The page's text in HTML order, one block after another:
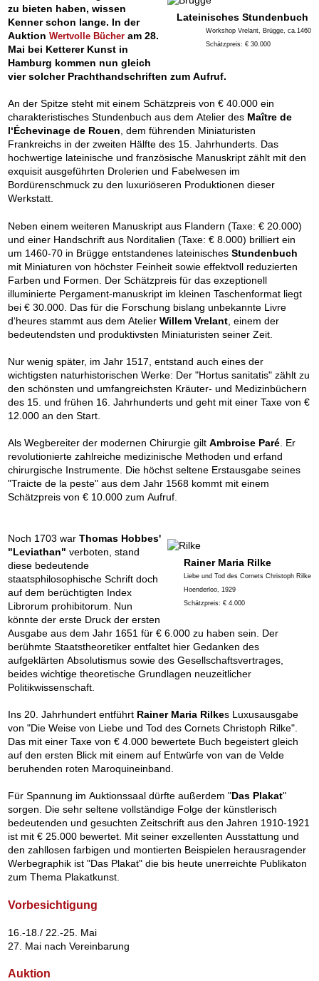
Lateinisches Stundenbuch
Workshop Vrelant, Brügge, ca.1460
Schätzpreis: € 30.000
zu bieten haben, wissen
Kenner schon lange. In der
AuktionWertvolle Bücher am 28.
Mai bei Ketterer Kunst in
Hamburg kommen nun gleich
vier solcher Prachthandschriften zum Aufruf.
An der Spitze steht mit einem Schätzpreis von € 40.000 ein
charakteristisches Stundenbuch aus dem Atelier des Maître de
l‘Échevinage de Rouen , dem führenden Miniaturisten
Frankreichs in der zweiten Hälfte des 15. Jahrhunderts. Das
hochwertige lateinische und französische Manuskript zählt mit den
exquisit ausgeführten Drolerien und Fabelwesen im
Bordürenschmuck zu den luxuriöseren Produktionen dieser
Werkstatt.
Neben einem weiteren Manuskript aus Flandern (Taxe: € 20.000)
und einer Handschrift aus Norditalien (Taxe: € 8.000) brilliert ein
um 1460-70 in Brügge entstandenes lateinischesStundenbuch
mit Miniaturen von höchster Feinheit sowie effektvoll reduzierten
Farben und Formen. Der Schätzpreis für das exzeptionell
illuminierte Pergament-manuskript im kleinen Taschenformat liegt
bei € 30.000. Das für die Forschung bislang unbekannte Livre
d‘heures stammt aus dem AtelierWillem Vrelant , einem der
bedeutendsten und produktivsten Miniaturisten seiner Zeit.
Nur wenig später, im Jahr 1517, entstand auch eines der
wichtigsten naturhistorischen Werke: Der "Hortus sanitatis" zählt zu
den schönsten und umfangreichsten Kräuter- und Medizinbüchern
des 15. und frühen 16. Jahrhunderts und geht mit einer Taxe von €
12.000 an den Start.
Als Wegbereiter der modernen Chirurgie giltAmbroise Paré . Er
revolutionierte zahlreiche medizinische Methoden und erfand
chirurgische Instrumente. Die höchst seltene Erstausgabe seines
"Traicte de la peste" aus dem Jahr 1568 kommt mit einem
Schätzpreis von € 10.000 zum Aufruf.
Rainer Maria Rilke
Liebe und Tod des Cornets Christoph Rilke
Hoenderloo, 1929
Schätzpreis: € 4.000
Noch 1703 warThomas Hobbes'
"Leviathan" verboten, stand
diese bedeutende
staatsphilosophische Schrift doch
auf dem berüchtigten Index
Librorum prohibitorum. Nun
könnte der erste Druck der ersten
Ausgabe aus dem Jahr 1651 für € 6.000 zu haben sein. Der
berühmte Staatstheoretiker entfaltet hier Gedanken des
aufgeklärten Absolutismus sowie des Gesellschaftsvertrages,
beides wichtige theoretische Grundlagen neuzeitlicher
Politikwissenschaft.
Ins 20. Jahrhundert entführt Rainer Maria Rilkes Luxusausgabe
von "Die Weise von Liebe und Tod des Cornets Christoph Rilke".
Das mit einer Taxe von € 4.000 bewertete Buch begeistert gleich
auf den ersten Blick mit einem auf Entwürfe von van de Velde
beruhenden roten Maroquineinband.
Für Spannung im Auktionssaal dürfte außerdem "Das Plakat"
sorgen. Die sehr seltene vollständige Folge der künstlerisch
bedeutenden und gesuchten Zeitschrift aus den Jahren 1910-1921
ist mit € 25.000 bewertet. Mit seiner exzellenten Ausstattung und
den zahllosen farbigen und montierten Beispielen herausragender
Werbegraphik ist "Das Plakat" die bis heute unerreichte Publikaton
zum Thema Plakatkunst.
Vorbesichtigung
16.-18./ 22.-25. Mai
27. Mai nach Vereinbarung
Auktion